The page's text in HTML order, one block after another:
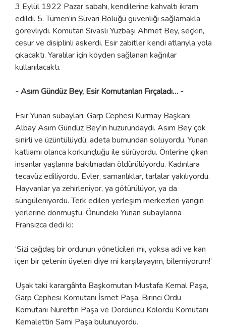
3 Eylül 1922 Pazar sabahı, kendilerine kahvaltı ikram
edildi. 5. Tümen’in Süvari Bölüğü güvenliği sağlamakla
görevliydi. Komutan Sivaslı Yüzbaşı Ahmet Bey, seçkin,
cesur ve disiplinli askerdi. Esir zabitler kendi atlarıyla yola
çıkacaktı. Yaralılar için köyden sağlanan kağnılar
kullanılacaktı.
- Asım Gündüz Bey, Esir Komutanları Fırçaladı… -
Esir Yunan subayları, Garp Cephesi Kurmay Başkanı
Albay Asım Gündüz Bey’in huzurundaydı. Asım Bey çok
sinirli ve üzüntülüydü, adeta burnundan soluyordu. Yunan
katliamı olanca korkunçluğu ile sürüyordu. Önlerine çıkan
insanlar yaşlarına bakılmadan öldürülüyordu. Kadınlara
tecavüz ediliyordu. Evler, samanlıklar, tarlalar yakılıyordu.
Hayvanlar ya zehirleniyor, ya götürülüyor, ya da
süngüleniyordu. Terk edilen yerleşim merkezleri yangın
yerlerine dönmüştü. Önündeki Yunan subaylarına
Fransızca dedi ki:
‘Sizi çağdaş bir ordunun yöneticileri mi, yoksa adi ve kan
içen bir çetenin üyeleri diye mi karşılayayım, bilemiyorum!’
Uşak’taki karargâhta Başkomutan Mustafa Kemal Paşa,
Garp Cephesi Komutanı İsmet Paşa, Birinci Ordu
Komutanı Nurettin Paşa ve Dördüncü Kolordu Komutanı
Kemalettin Sami Paşa bulunuyordu.